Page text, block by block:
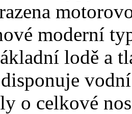
moderní
lodě a
disponuje
o celkové